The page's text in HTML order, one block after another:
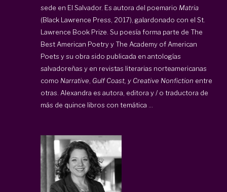
sede en El Salvador. Es autora del poemario Matria
(Black Lawrence Press, 2017), galardonado con el St.
Lawrence Book Prize. Su poesía forma parte de The
Best American Poetry y The Academy of American
Poets y su obra sido publicada en antologías
salvadoreñas y en revistas literarias norteamericanas
como Narrative Gulf Coast, y Creative Nonfiction entre
otras. Alexandra es autora, editora y / o traductora de
más de quince libros con temática ...